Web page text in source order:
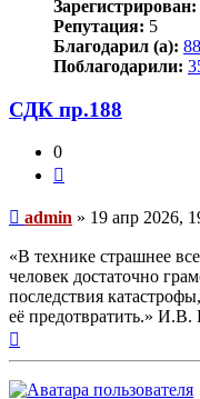
Зарегистрирован:
Репутация: 5
Благодарил (а):
Поблагодарили:
СДК пр.188
0
Непрочитанное
admin » 19 апр 2026,
«В технике страшнее
человек достаточно
последствия
её предотвратить.» И.В.